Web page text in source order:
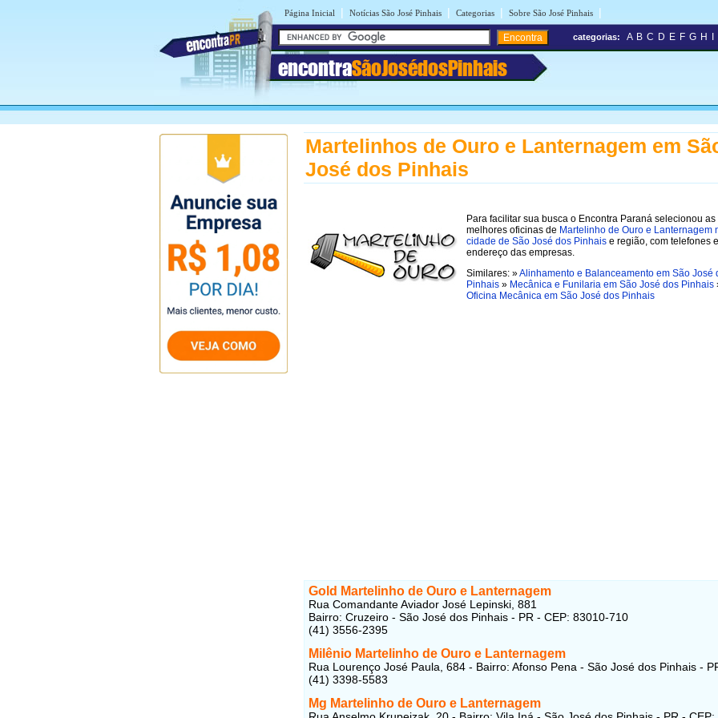
Página Inicial | Notícias São José Pinhais | Categorias | Sobre São José Pinhais |
encontraSãoJosédosPinhais
categorias: A B C D E F G H
Martelinhos de Ouro e Lanternagem em
José dos Pinhais
Para facilitar sua busca o Encontra Paraná selecionou as
melhores oficinas de Martelinho de Ouro e Lanternagem
cidade de São José dos Pinhais e região, com telefones e
endereço das empresas.
Similares: »Alinhamento e Balanceamento em São José
Pinhais » Mecânica e Funilaria em São José dos Pinhais
Oficina Mecânica em São José dos Pinhais
Gold Martelinho de Ouro e Lanternagem
Rua Comandante Aviador José Lepinski, 881
Bairro: Cruzeiro - São José dos Pinhais - PR - CEP: 83010-710
(41) 3556-2395
Milênio Martelinho de Ouro e Lanternagem
Rua Lourenço José Paula, 684 - Bairro: Afonso Pena - São José dos Pinhais -
(41) 3398-5583
Mg Martelinho de Ouro e Lanternagem